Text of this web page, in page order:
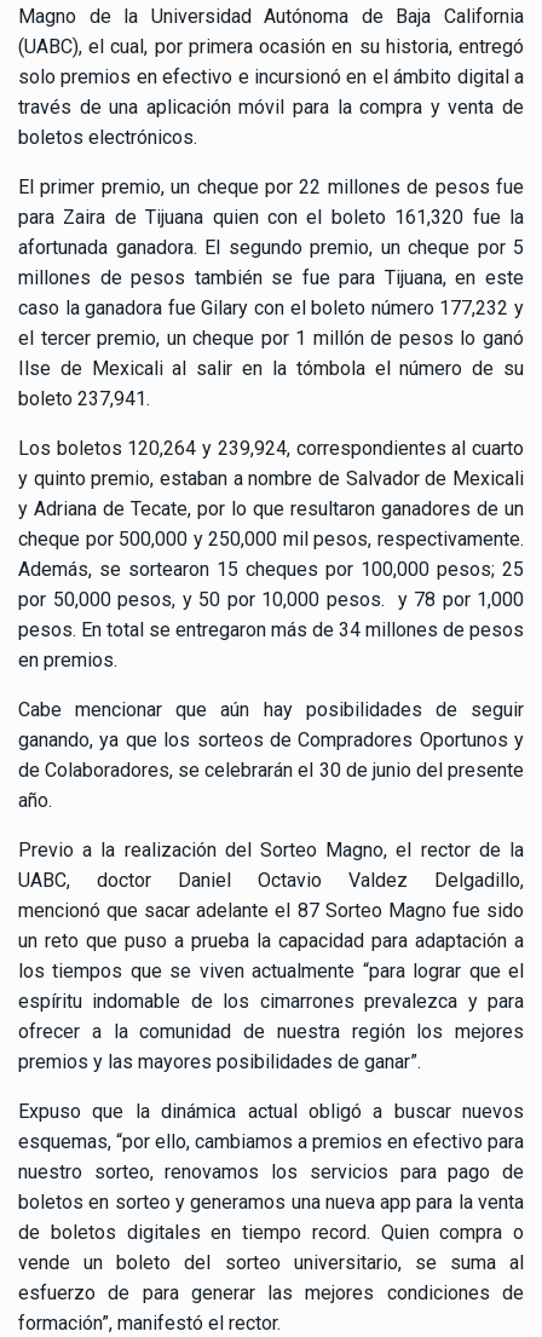
Magno de la Universidad Autónoma de Baja California
(UABC), el cual, por primera ocasión en su historia, entregó
solo premios en efectivo e incursionó en el ámbito digital a
través de una aplicación móvil para la compra y venta de
boletos electrónicos.
El primer premio, un cheque por 22 millones de pesos fue
para Zaira de Tijuana quien con el boleto 161,320 fue la
afortunada ganadora. El segundo premio, un cheque por 5
millones de pesos también se fue para Tijuana, en este
caso la ganadora fue Gilary con el boleto número 177,232 y
el tercer premio, un cheque por 1 millón de pesos lo ganó
Ilse de Mexicali al salir en la tómbola el número de su
boleto 237,941.
Los boletos 120,264 y 239,924, correspondientes al cuarto
y quinto premio, estaban a nombre de Salvador de Mexicali
y Adriana de Tecate, por lo que resultaron ganadores de un
cheque por 500,000 y 250,000 mil pesos, respectivamente.
Además, se sortearon 15 cheques por 100,000 pesos; 25
por 50,000 pesos, y 50 por 10,000 pesos. y 78 por 1,000
pesos. En total se entregaron más de 34 millones de pesos
en premios.
Cabe mencionar que aún hay posibilidades de seguir
ganando, ya que los sorteos de Compradores Oportunos y
de Colaboradores, se celebrarán el 30 de junio del presente
año.
Previo a la realización del Sorteo Magno, el rector de la
UABC, doctor Daniel Octavio Valdez Delgadillo,
mencionó que sacar adelante el 87 Sorteo Magno fue sido
un reto que puso a prueba la capacidad para adaptación a
los tiempos que se viven actualmente “para lograr que el
espíritu indomable de los cimarrones prevalezca y para
ofrecer a la comunidad de nuestra región los mejores
premios y las mayores posibilidades de ganar”.
Expuso que la dinámica actual obligó a buscar nuevos
esquemas, “por ello, cambiamos a premios en efectivo para
nuestro sorteo, renovamos los servicios para pago de
boletos en sorteo y generamos una nueva app para la venta
de boletos digitales en tiempo record. Quien compra o
vende un boleto del sorteo universitario, se suma al
esfuerzo de para generar las mejores condiciones de
formación”, manifestó el rector.